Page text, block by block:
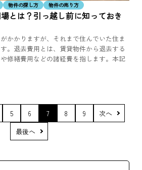
物件の探し方 物件の売り方
とは？引っ越し前に知っておき
かかりますが、それまで住んでいた住ま
。退去費用とは、賃貸物件から退去する
修繕費用などの諸経費を指します。本記
5 6 7 8 9
次へ
最後へ